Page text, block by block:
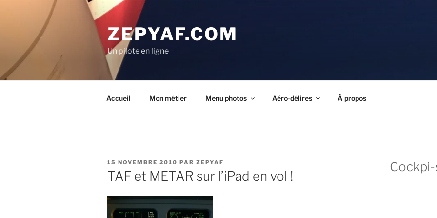
ZEPYAF.COM
Un pilote en ligne
Accueil Mon métier Menu photos Aéro-délires À propos
PUBLIÉ
LE
15 NOVEMBRE 2010 PAR ZEPYAF
TAF et METAR sur l’iPad en vol !